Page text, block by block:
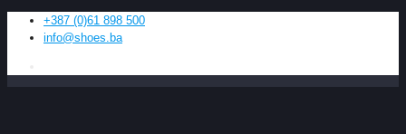
+387 (0)61 898 500
info@shoes.ba